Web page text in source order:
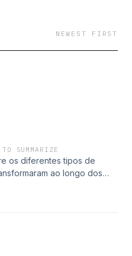
NEWEST FIRST
SUMMARIZE
os diferentes tipos de
ao longo dos